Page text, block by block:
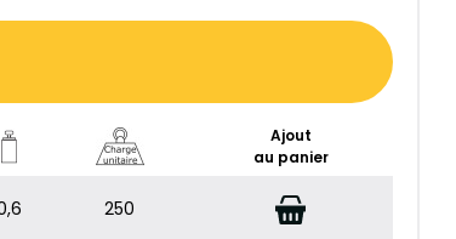
Ajout
au panier
250